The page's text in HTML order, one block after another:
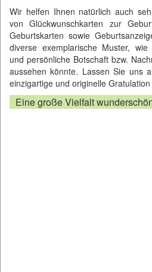
Wir helfen Ihnen natürlich auch
von Glückwunschkarten zur
Geburtskarten sowie
diverse exemplarische Muster,
und persönliche Botschaft bzw.
aussehen könnte. Lassen Sie uns
einzigartige und originelle
Eine große Vielfalt